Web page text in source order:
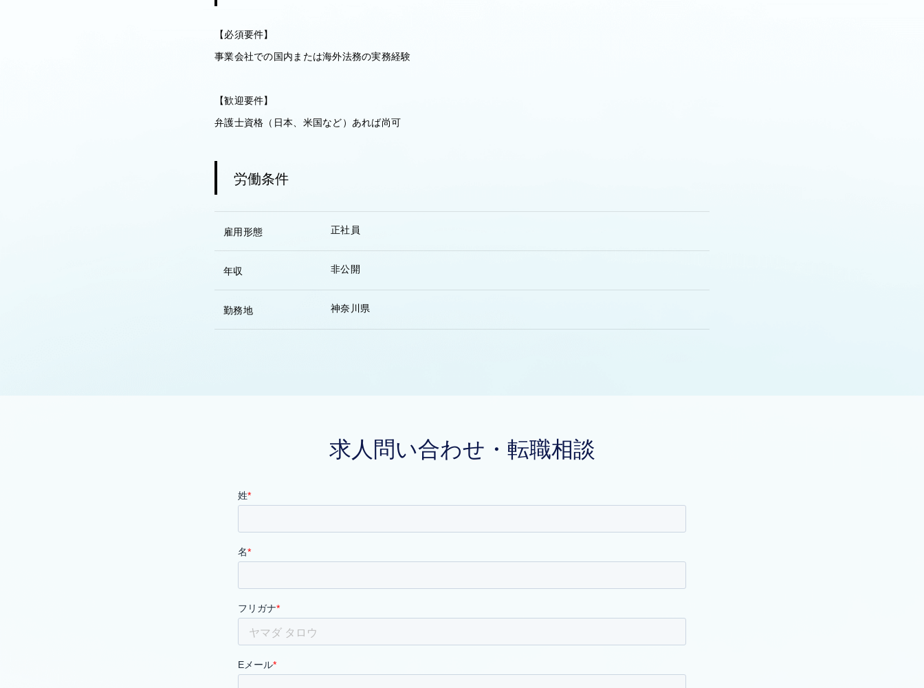
【必須要件】
事業会社での国内または海外法務の実務経験
【歓迎要件】
弁護士資格（日本、米国など）あれば尚可
労働条件
雇用形態 正社員
年収 非公開
勤務地 神奈川県
求人問い合わせ・転職相談